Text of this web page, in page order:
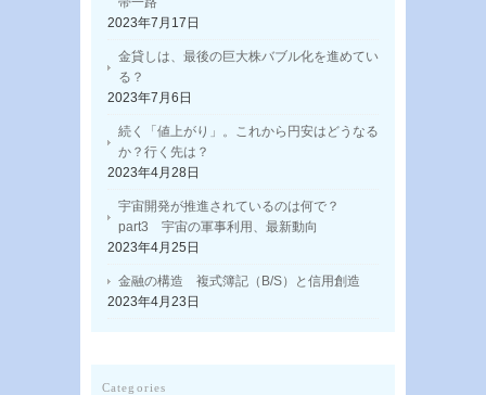
2023年7月17日
金貸しは、最後の巨大株バブル化を進めてい
る？
2023年7月6日
続く「値上がり」。これから円安はどうなる
か？行く先は？
2023年4月28日
宇宙開発が推進されているのは何で？
part3 宇宙の軍事利用、最新動向
2023年4月25日
金融の構造 複式簿記（B/S）と信用創造
2023年4月23日
Categories